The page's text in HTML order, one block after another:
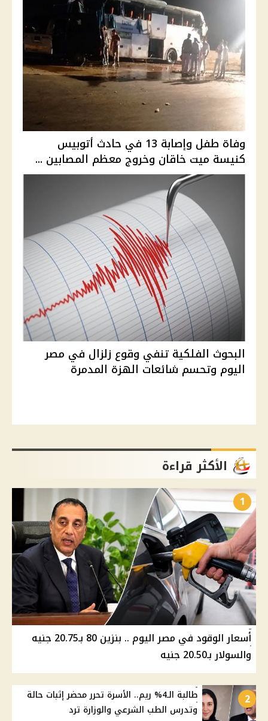
وفاة طفل وإصابة 13 في حادث أتوبيس
كنيسة ميت خاقان وخروج معظم المصابين ...
البحوث الفلكية تنفي وقوع زلزال في مصر
اليوم وتحسم شائعات الهزة المدمرة
الأكثر قراءة
1
أسعار الوقود في مصر اليوم .. بنزين 80 بـ20.75 جنيه
والسولار بـ20.50 جنيه
2
طالبة الـ4% ريم.. الأسرة تحرر محضر إثبات حالة
وتدرس الطب الشرعي والوزارة ترد